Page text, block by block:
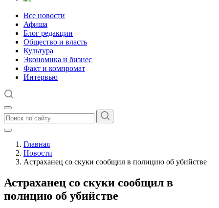
Все новости
Афиша
Блог редакции
Общество и власть
Культура
Экономика и бизнес
Факт и компромат
Интервью
Главная
Новости
Астраханец со скуки сообщил в полицию об убийстве
Астраханец со скуки сообщил в
полицию об убийстве